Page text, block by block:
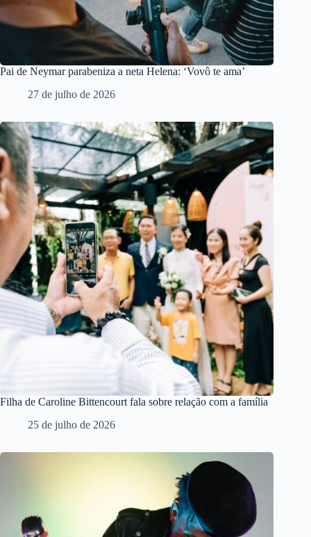
Pai de Neymar parabeniza a neta Helena: ‘Vovô te ama’
27 de julho de 2026
Filha de Caroline Bittencourt fala sobre relação com a família
25 de julho de 2026